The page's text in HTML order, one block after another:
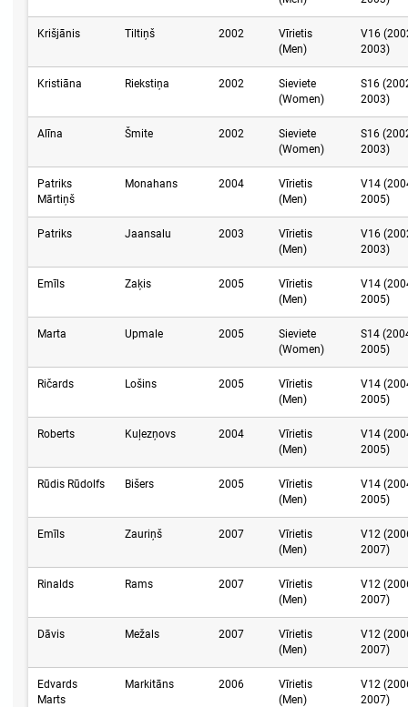
Krišjānis Tiltiņš 2002
Vīrietis
(Men)
V16
2003)
Kristiāna Riekstiņa 2002
Sieviete
(Women)
S16
2003)
Alīna Šmite 2002
Sieviete
(Women)
S16
2003)
Patriks
Mārtiņš
Monahans 2004
Vīrietis
(Men)
V14
2005)
Patriks Jaansalu 2003
Vīrietis
(Men)
V16
2003)
Emīls Zaķis 2005
Vīrietis
(Men)
V14
2005)
Marta Upmale 2005
Sieviete
(Women)
S14
2005)
Ričards Lošins 2005
Vīrietis
(Men)
V14
2005)
Roberts Kuļezņovs 2004
Vīrietis
(Men)
V14
2005)
Rūdis Rūdolfs Bišers 2005
Vīrietis
(Men)
V14
2005)
Emīls Zauriņš 2007
Vīrietis
(Men)
V12
2007)
Rinalds Rams 2007
Vīrietis
(Men)
V12
2007)
Dāvis Mežals 2007
Vīrietis
(Men)
V12
2007)
Edvards
Marts
Markitāns 2006
Vīrietis
(Men)
V12
2007)